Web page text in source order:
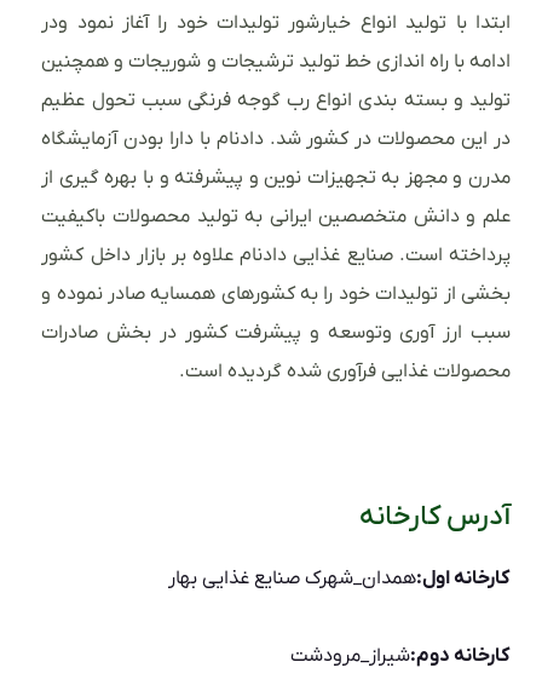
ابتدا با تولید انواع خیارشور تولیدات خود را آغاز نمود ودر
ادامه با راه اندازی خط تولید ترشیجات و شوریجات و همچنین
تولید و بسته بندی انواع رب گوجه فرنگی سبب تحول عظیم
در این محصولات در کشور شد. دادنام با دارا بودن آزمایشگاه
مدرن و مجهز به تجهیزات نوین و پیشرفته و با بهره گیری از
علم و دانش متخصصین ایرانی به تولید محصولات باکیفیت
پرداخته است. صنایع غذایی دادنام علاوه بر بازار داخل کشور
بخشی از تولیدات خود را به کشورهای همسایه صادر نموده و
سبب ارز آوری وتوسعه و پیشرفت کشور در بخش صادرات
محصولات غذایی فرآوری شده گردیده است.
آدرس کارخانه
کارخانه اول:همدان_شهرک صنایع غذایی بهار
کارخانه دوم:شیراز_مرودشت